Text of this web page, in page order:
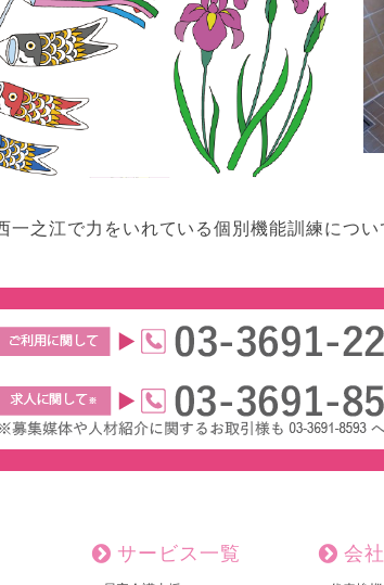
一之江で力をいれている個別機能訓練につ
サービス一覧 会